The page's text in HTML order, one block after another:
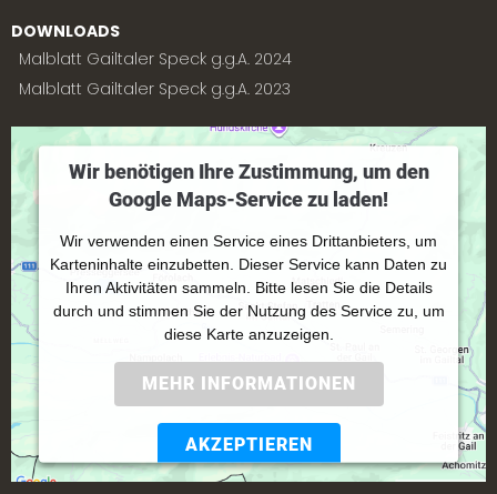
DOWNLOADS
Malblatt Gailtaler Speck g.g.A. 2024
Malblatt Gailtaler Speck g.g.A. 2023
Wir benötigen Ihre Zustimmung, um den
Google Maps-Service zu laden!
Wir verwenden einen Service eines Drittanbieters, um
Karteninhalte einzubetten. Dieser Service kann Daten zu
Ihren Aktivitäten sammeln. Bitte lesen Sie die Details
durch und stimmen Sie der Nutzung des Service zu, um
diese Karte anzuzeigen.
MEHR INFORMATIONEN
AKZEPTIEREN